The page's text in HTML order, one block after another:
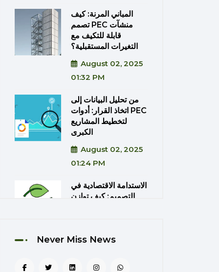
المباني المرنة: كيف
تصمم PEC منشآت
قابلة للتكيف مع
التغيرات المستقبلية؟
August 02, 2025
01:32 PM
من تحليل البيانات إلى
اتخاذ القرار: أدوات PEC
لتخطيط المشاريع
الكبرى
August 02, 2025
01:24 PM
الاستدامة الاقتصادية في
التصميم: كيف توازن
August 02, 2025
Never Miss News